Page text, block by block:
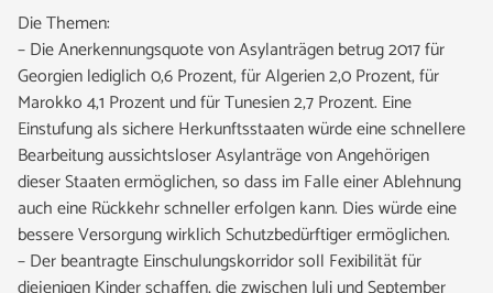
Die Themen:
– Die Anerkennungsquote von Asylanträgen betrug 2017 für
Georgien lediglich 0,6 Prozent, für Algerien 2,0 Prozent, für
Marokko 4,1 Prozent und für Tunesien 2,7 Prozent. Eine
Einstufung als sichere Herkunftsstaaten würde eine schnellere
Bearbeitung aussichtsloser Asylanträge von Angehörigen
dieser Staaten ermöglichen, so dass im Falle einer Ablehnung
auch eine Rückkehr schneller erfolgen kann. Dies würde eine
bessere Versorgung wirklich Schutzbedürftiger ermöglichen.
– Der beantragte Einschulungskorridor soll Fexibilität für